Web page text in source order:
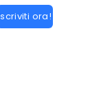
ora!